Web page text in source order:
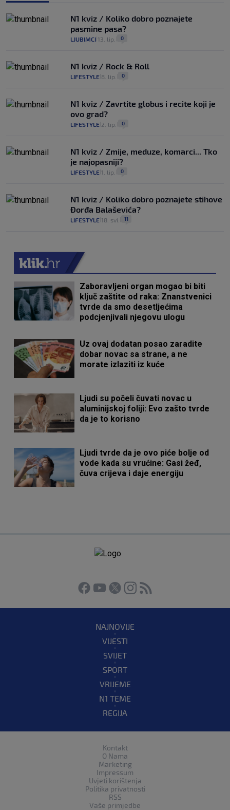
N1 kviz / Koliko dobro poznajete
pasmine pasa?
LJUBIMCI 13. lip. 0
N1 kviz / Rock & Roll
LIFESTYLE 8. lip. 0
N1 kviz / Zavrtite globus i recite koji je
ovo grad?
LIFESTYLE 2. lip. 0
N1 kviz / Zmije, meduze, komarci... Tko
je najopasniji?
LIFESTYLE 1. lip. 0
N1 kviz / Koliko dobro poznajete stihove
Đorđa Balaševića?
LIFESTYLE 18. svi. 11
Zaboravljeni organ mogao bi biti
ključ zaštite od raka: Znanstvenici
tvrde da smo desetljećima
podcjenjivali njegovu ulogu
Uz ovaj dodatan posao zaradite
dobar novac sa strane, a ne
morate izlaziti iz kuće
Ljudi su počeli čuvati novac u
aluminijskoj foliji: Evo zašto tvrde
da je to korisno
Ljudi tvrde da je ovo piće bolje od
vode kada su vrućine: Gasi žeđ,
čuva crijeva i daje energiju
NAJNOVIJE
VIJESTI
SVIJET
SPORT
VRIJEME
N1 TEME
REGIJA
Kontakt
O Nama
Marketing
Impressum
Uvjeti korištenja
Politika privatnosti
RSS
Vaše primjedbe